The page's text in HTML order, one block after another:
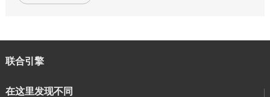
联合引擎
在这里发现不同